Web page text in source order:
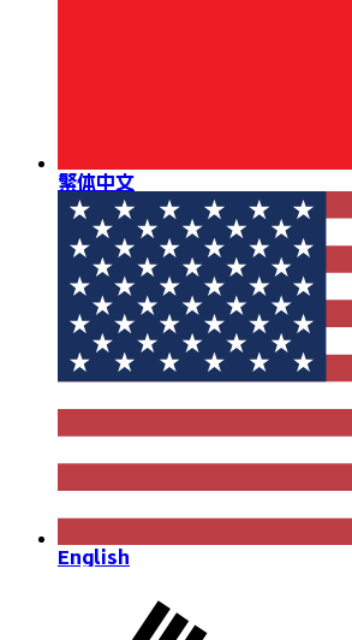
繁体中文
English